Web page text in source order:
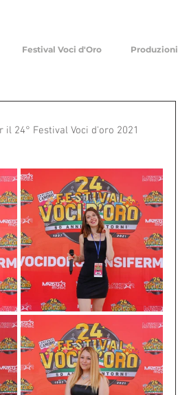
Festival Voci d'Oro Produzioni
24° Festival Voci d'oro 2021